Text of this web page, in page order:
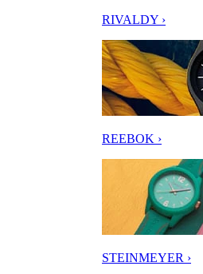
RIVALDY ›
REEBOK ›
STEINMEYER ›